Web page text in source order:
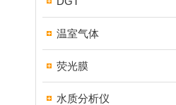
温室气体
荧光膜
水质分析仪